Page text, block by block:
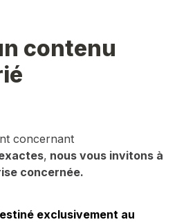
contenu
concernant
, nous vous invitons à
concernée.
exclusivement au